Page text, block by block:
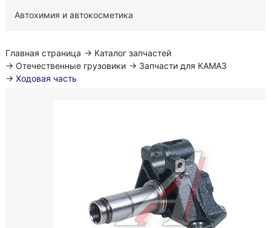
Автохимия и автокосметика
Главная страница → Каталог запчастей
→ Отечественные грузовики → Запчасти для КАМАЗ
→ Ходовая часть